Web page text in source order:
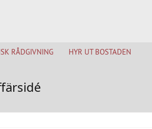
RÅDGIVNING HYR UT BOSTADEN